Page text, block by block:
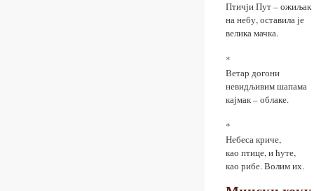
Птичји Пут – ожиљак
на небу, оставила је
велика мачка.
*
Ветар догони
невидљивим шапама
кајмак – облаке.
*
Небеса криче,
као птице, и ћуте,
као рибе. Волим их.